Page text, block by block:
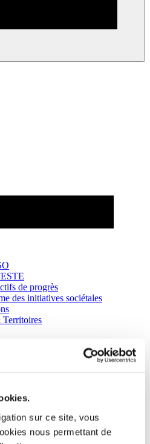
sur ce site, vous
nous permettant de
de progrès
des initiatives sociétales